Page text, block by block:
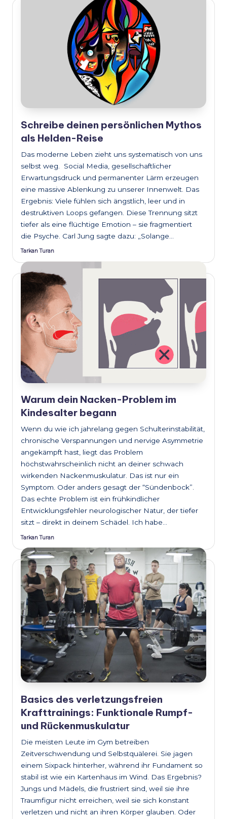
Schreibe deinen persönlichen Mythos
als Helden-Reise
Das moderne Leben zieht uns systematisch von uns
selbst weg. Social Media, gesellschaftlicher
Erwartungsdruck und permanenter Lärm erzeugen
eine massive Ablenkung zu unserer Innenwelt. Das
Ergebnis: Viele fühlen sich ängstlich, leer und in
destruktiven Loops gefangen. Diese Trennung sitzt
tiefer als eine flüchtige Emotion – sie fragmentiert
die Psyche. Carl Jung sagte dazu: „Solange…
Posted
Tarkan Turan
Warum dein Nacken-Problem im
Kindesalter begann
Wenn du wie ich jahrelang gegen Schulterinstabilität,
chronische Verspannungen und nervige Asymmetrie
angekämpft hast, liegt das Problem
höchstwahrscheinlich nicht an deiner schwach
wirkenden Nackenmuskulatur. Das ist nur ein
Symptom. Oder anders gesagt der “Sündenbock”.
Das echte Problem ist ein frühkindlicher
Entwicklungsfehler neurologischer Natur, der tiefer
sitzt – direkt in deinem Schädel. Ich habe…
Posted
Tarkan Turan
Basics des verletzungsfreien
Krafttrainings: Funktionale Rumpf-
und Rückenmuskulatur
Die meisten Leute im Gym betreiben
Zeitverschwendung und Selbstquälerei. Sie jagen
einem Sixpack hinterher, während ihr Fundament so
stabil ist wie ein Kartenhaus im Wind. Das Ergebnis?
Jungs und Mädels, die frustriert sind, weil sie ihre
Traumfigur nicht erreichen, weil sie sich konstant
verletzen und nicht an ihren Körper glauben. Oder